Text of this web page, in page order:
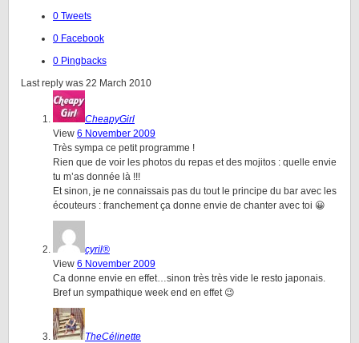
0 Tweets
0 Facebook
0 Pingbacks
Last reply was 22 March 2010
CheapyGirl
View 6 November 2009
Très sympa ce petit programme !
Rien que de voir les photos du repas et des mojitos : quelle envie
tu m’as donnée là !!!
Et sinon, je ne connaissais pas du tout le principe du bar avec les
écouteurs : franchement ça donne envie de chanter avec toi 😀
cyril®
View 6 November 2009
Ca donne envie en effet…sinon très très vide le resto japonais.
Bref un sympathique week end en effet 😉
TheCélinette